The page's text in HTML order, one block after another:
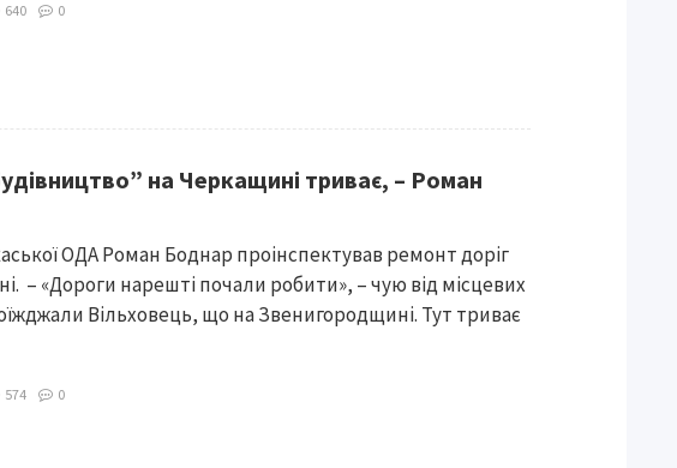
640 0
на Черкащині триває, – Роман
ОДА Роман Боднар проінспектував ремонт доріг
– «Дороги нарешті почали робити», – чую від місцевих
Вільховець, що на Звенигородщині. Тут триває
574 0